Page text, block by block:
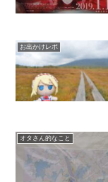
お出かけレポ
オタさん的なこと